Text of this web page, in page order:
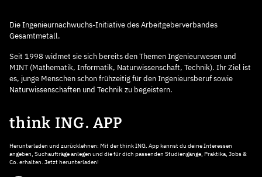
Die Ingenieurnachwuchs-Initiative des Arbeitgeberverbandes
Gesamtmetall.
Seit 1998 widmet sie sich bereits den Themen Ingenieurwesen und
MINT (Mathematik, Informatik, Naturwissenschaft, Technik). Ihr Ziel ist
es, junge Menschen schon frühzeitig für den Ingenieursberuf sowie
Naturwissenschaften und Technik zu begeistern.
think ING. APP
Herunterladen und zurücklehnen: Mit der think ING. App kannst du deine Interessen
angeben, Suchaufträge anlegen und die für dich passenden Studiengänge, Praktika, Jobs &
Co. erhalten. Jetzt herunterladen!